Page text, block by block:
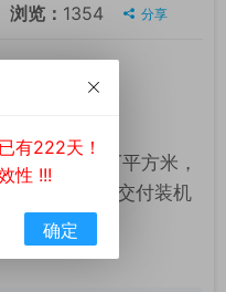
浏览： 1354 分享
国合作伙伴。
筑面积2.3万平方米，
约1000座、交付装机
有222天！
性 !!!
确定